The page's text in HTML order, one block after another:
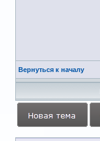
Вернуться к началу